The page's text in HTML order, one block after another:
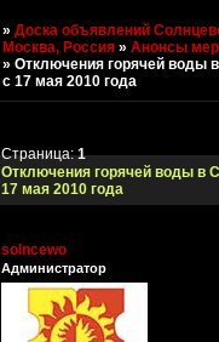
»Доска объявлений
Москва, Россия »Анонсы
»Отключения горячей воды
с 17 мая 2010 года
Отключения горячей воды в
17 мая 2010 года
Страница:1
solncewo
Администратор